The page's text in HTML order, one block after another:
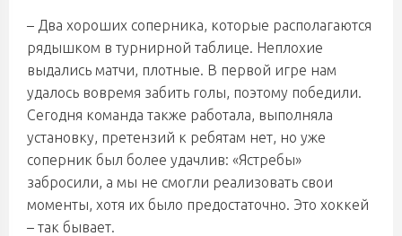
– Два хороших соперника, которые располагаются
рядышком в турнирной таблице. Неплохие
выдались матчи, плотные. В первой игре нам
удалось вовремя забить голы, поэтому победили.
Сегодня команда также работала, выполняла
установку, претензий к ребятам нет, но уже
соперник был более удачлив: «Ястребы»
забросили, а мы не смогли реализовать свои
моменты, хотя их было предостаточно. Это хоккей
– так бывает.